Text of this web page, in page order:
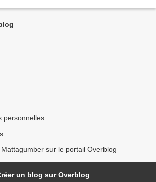
personnelles
sur le portail Overblog
un blog sur Overblog